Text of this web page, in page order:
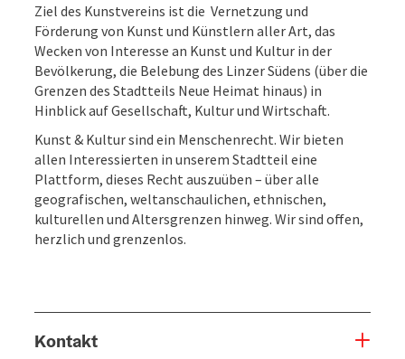
Ziel des Kunstvereins ist die Vernetzung und
Förderung von Kunst und Künstlern aller Art, das
Wecken von Interesse an Kunst und Kultur in der
Bevölkerung, die Belebung des Linzer Südens (über die
Grenzen des Stadtteils Neue Heimat hinaus) in
Hinblick auf Gesellschaft, Kultur und Wirtschaft.
Kunst & Kultur sind ein Menschenrecht. Wir bieten
allen Interessierten in unserem Stadtteil eine
Plattform, dieses Recht auszuüben – über alle
geografischen, weltanschaulichen, ethnischen,
kulturellen und Altersgrenzen hinweg. Wir sind offen,
herzlich und grenzenlos.
Kontakt